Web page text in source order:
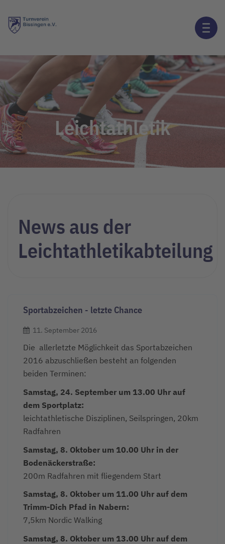
Leichtathletik
News aus der
Leichtathletikabteilung
Sportabzeichen - letzte Chance
11. September 2016
Die allerletzte Möglichkeit das Sportabzeichen
2016 abzuschließen besteht an folgenden
beiden Terminen:
Samstag, 24. September um 13.00 Uhr auf
dem Sportplatz:
leichtathletische Disziplinen, Seilspringen, 20km
Radfahren
Samstag, 8. Oktober um 10.00 Uhr in der
Bodenäckerstraße:
200m Radfahren mit fliegendem Start
Samstag, 8. Oktober um 11.00 Uhr auf dem
Trimm-Dich Pfad in Nabern:
7,5km Nordic Walking
Samstag, 8. Oktober um 13.00 Uhr auf dem